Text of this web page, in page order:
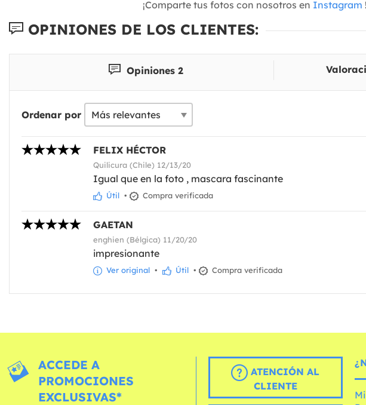
¡Comparte tus fotos con nosotros en Instagram
OPINIONES DE LOS CLIENTES:
Opiniones 2
Ordenar por
FELIX HÉCTOR
Quilicura (Chile) 12/13/20
Igual que en la foto , mascara fascinante
Útil • Compra verificada
GAETAN
enghien (Bélgica) 11/20/20
impresionante
Ver original • Útil • Compra verificada
ACCEDE A
PROMOCIONES
EXCLUSIVAS*
ATENCIÓN AL
CLIENTE